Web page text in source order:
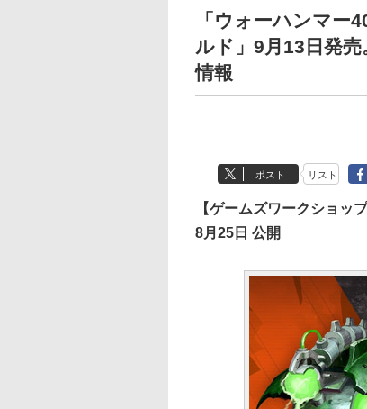
「ウォーハンマー
ルド」9月13日発
情報
ポスト リスト
【ゲームズワークショッ
8月25日 公開